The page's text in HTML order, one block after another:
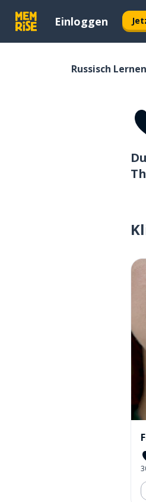
Einloggen
Russisch Lernen